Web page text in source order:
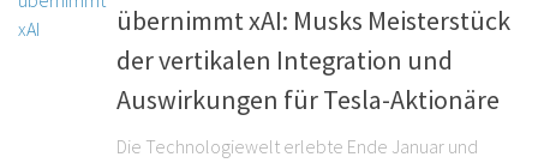
übernimmt xAI: Musks Meisterstück
der vertikalen Integration und
Auswirkungen für Tesla-Aktionäre
Die Technologiewelt erlebte Ende Januar und